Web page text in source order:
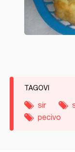
TAGOVI
sir
pecivo